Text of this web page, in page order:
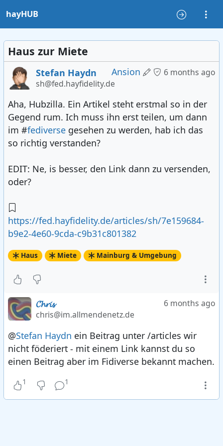
hayHUB
Haus zur Miete
Ansion 6 months ago
Stefan Haydn
sh@fed.hayfidelity.de
Aha, Hubzilla. Ein Artikel steht erstmal so in der
Gegend rum. Ich muss ihn erst teilen, um dann
im #fediverse gesehen zu werden, hab ich das
so richtig verstanden?
EDIT: Ne, is besser, den Link dann zu versenden,
oder?
https://fed.hayfidelity.de/articles/sh/7e159684-
b9e2-4e60-9cda-c9b31c801382
Haus Miete Mainburg & Umgebung
6 months ago
𝓒𝓱𝓻𝓲𝓼
chris@im.allmendenetz.de
@Stefan Haydn ein Beitrag unter /articles wir
nicht föderiert - mit einem Link kannst du so
einen Beitrag aber im Fidiverse bekannt machen.
1 1